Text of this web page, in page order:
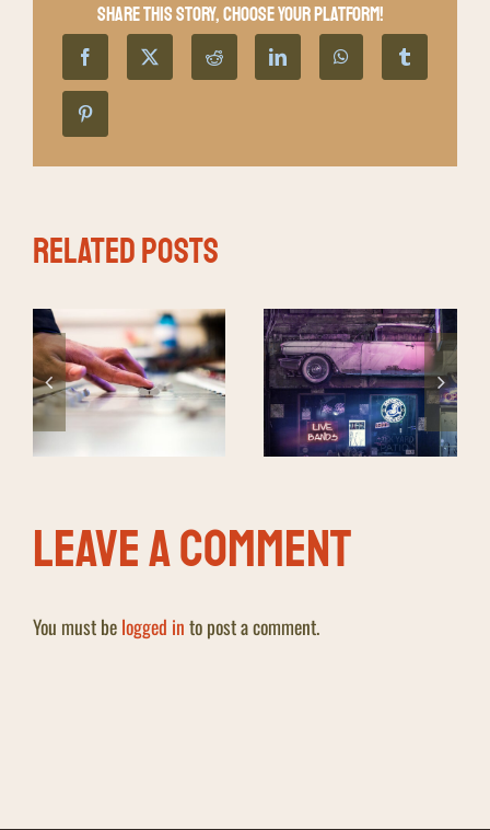
Share This Story, Choose Your Platform!
Related Posts
Taking it back to the
old school
While my guitar
gently weeps
Leave A Comment
You must belogged into post a comment.